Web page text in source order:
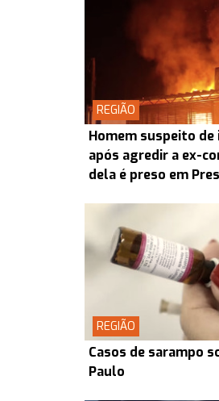
REGIÃO
Homem suspeito de
após agredir a ex-
dela é preso em
REGIÃO
Casos de sarampo
Paulo